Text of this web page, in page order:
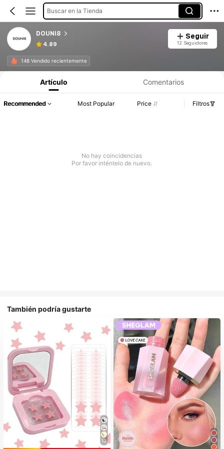
Buscar en la Tienda
DOUNI8
4.89
Seguir
12 Seguidores
148 Vendido recientemente
Artículo Comentarios
Recommended Most Popular Price Filtros
No hay coincidencias
Por favor inténtelo de nuevo.
También podría gustarte
10